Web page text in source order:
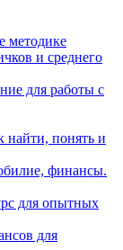
методике
и среднего
для работы с
понять и
финансы.
для опытных
для